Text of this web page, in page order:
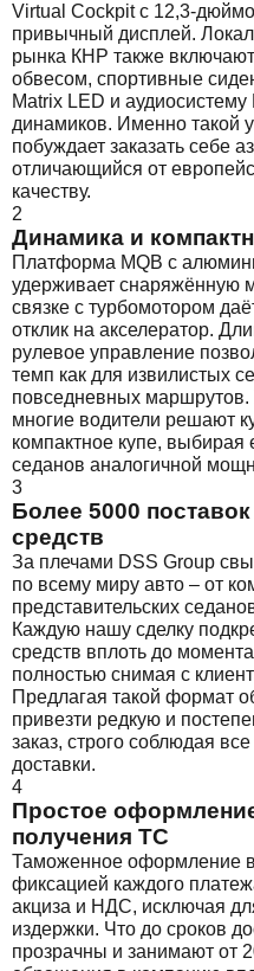
Virtual Cockpit с 12,3-
привычный дисплей.
рынка КНР также
обвесом, спортивные
Matrix LED и
динамиков. Именно такой
побуждает заказать себе
отличающийся от
качеству.
2
Динамика и
Платформа MQB с
удерживает снаряжённую
связке с турбомотором
отклик на акселератор.
рулевое управление
темп как для извилистых
повседневных маршрутов.
многие водители решают
компактное купе, выбирая
седанов аналогичной
3
Более 5000
средств
За плечами DSS Group
по всему миру авто – от
представительских
Каждую нашу сделку
средств вплоть до
полностью снимая с
Предлагая такой формат
привезти редкую и
заказ, строго соблюдая
доставки.
4
Простое
получения ТС
Таможенное оформление
фиксацией каждого
акциза и НДС, исключая
издержки. Что до сроков
прозрачны и занимают от